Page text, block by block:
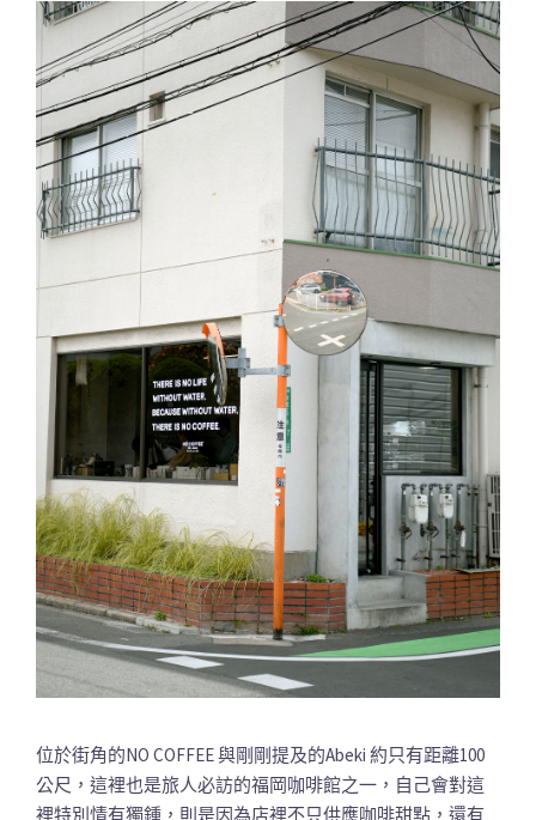
位於街角的NO COFFEE 與剛剛提及的Abeki 約只有距離100
公尺，這裡也是旅人必訪的福岡咖啡館之一，自己會對這
裡特別情有獨鍾，則是因為店裡不只供應咖啡甜點，還有